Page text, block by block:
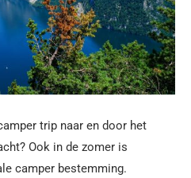
trip naar en door het
Ook in de zomer is
camper bestemming.